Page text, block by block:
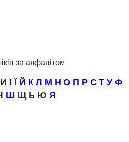
за алфавітом
И ІЇЙ КЛ М Н О П РСТУФ
Ш Щ Ь Ю Я